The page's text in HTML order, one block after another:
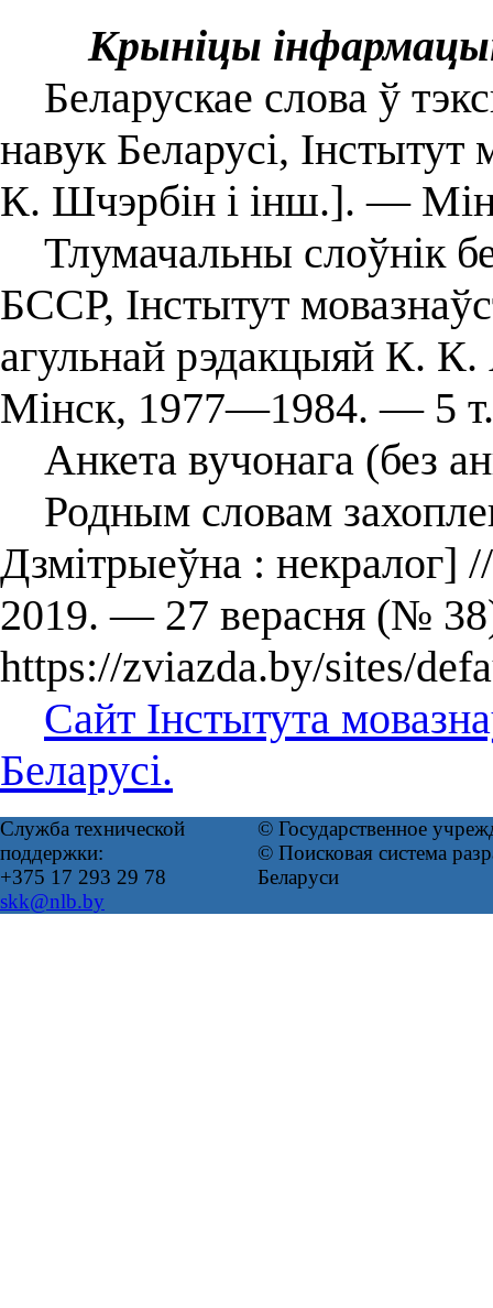
Крыніцы
Беларускае слова ў
навук Беларусі,
К. Шчэрбін і інш.]. ―
Тлумачальны слоўнік
БССР, Інстытут
агульнай рэдакцыяй К.
Мінск, 1977―1984. ― 5 т.
Анкета вучонага (без
Родным словам
Дзмітрыеўна : некралог]
2019. — 27 верасня (№
https://zviazda.by/sites/
Сайт Інстытута
Беларусі.
Служба технической
поддержки:
+375 17 293 29 78
skk@nlb.by
© Государственное
© Поисковая система
Беларуси